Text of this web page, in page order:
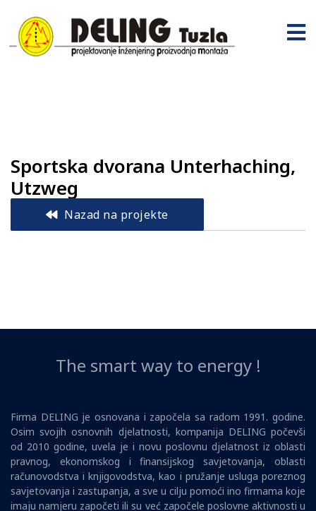
Sportska dvorana Unterhaching,
Utzweg
Nazad na projekte
The smart way to energy !
Firma DELING je osnovana i započela sa radom 1991. godine.
Osim svojih osnovnih djelatnosti, kompanija DELING počevši
od 2010 godine, uvela je i novu poslovnu djelatnost iz oblasti
pravnog, ekonomskog i finansijskog savjetovanja, oblasti
računovodstva i knjigovodstva, kao i pružanje usluga poreznog
savjetovanja i zastupanja, a sve u cilju pomoći ino firmama koje
imaju namjeru započeti ili su već započele poslovne aktivnosti u